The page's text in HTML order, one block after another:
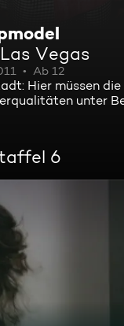
Vegas
Ab 12
Hier müssen
unter
6